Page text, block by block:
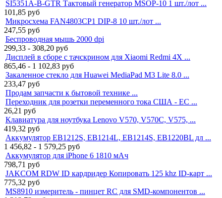
SI5351A-B-GTR Тактовый генератор MSOP-10 1 шт./лот ...
101,85 руб
Микросхема FAN4803CP1 DIP-8 10 шт./лот ...
247,55 руб
Беспроводная мышь 2000 dpi
299,33 - 308,20 руб
Дисплей в сборе с тачскрином для Xiaomi Redmi 4X ...
865,46 - 1 102,83 руб
Закаленное стекло для Huawei MediaPad M3 Lite 8.0 ...
233,47 руб
Продам запчасти к бытовой технике ...
Переходник для розетки переменного тока США - ЕС ...
26,21 руб
Клавиатура для ноутбука Lenovo V570, V570C, V575, ...
419,32 руб
Аккумулятор EB1212S, EB1214L, EB1214S, EB1220BL дл ...
1 456,82 - 1 579,25 руб
Аккумулятор для iPhone 6 1810 мАч
798,71 руб
JAKCOM RDW ID кардридер Копировать 125 khz ID-карт ...
775,32 руб
MS8910 измеритель - пинцет RC для SMD-компонентов ...